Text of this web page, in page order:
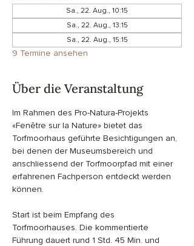
Sa., 22. Aug., 10:15
Sa., 22. Aug., 13:15
Sa., 22. Aug., 15:15
9 Termine ansehen
Über die Veranstaltung
Im Rahmen des Pro-Natura-Projekts
«Fenêtre sur la Nature» bietet das
Torfmoorhaus geführte Besichtigungen an,
bei denen der Museumsbereich und
anschliessend der Torfmoorpfad mit einer
erfahrenen Fachperson entdeckt werden
können.
Start ist beim Empfang des
Torfmoorhauses. Die kommentierte
Führung dauert rund 1 Std. 45 Min. und